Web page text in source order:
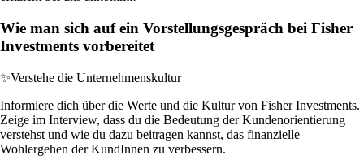
Wie man sich auf ein Vorstellungsgespräch bei Fisher
Investments vorbereitet
✨Verstehe die Unternehmenskultur
Informiere dich über die Werte und die Kultur von Fisher Investments.
Zeige im Interview, dass du die Bedeutung der Kundenorientierung
verstehst und wie du dazu beitragen kannst, das finanzielle
Wohlergehen der KundInnen zu verbessern.